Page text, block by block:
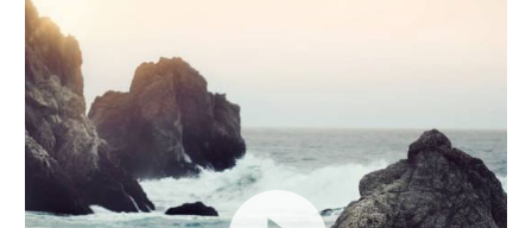
Video
Player